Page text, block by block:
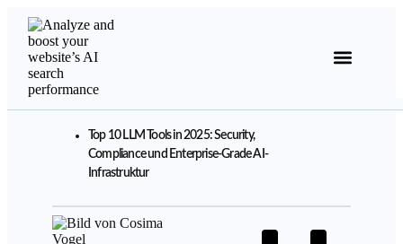
Top 10 LLM Tools in 2025: Security,
Compliance und Enterprise-Grade AI-
Infrastruktur